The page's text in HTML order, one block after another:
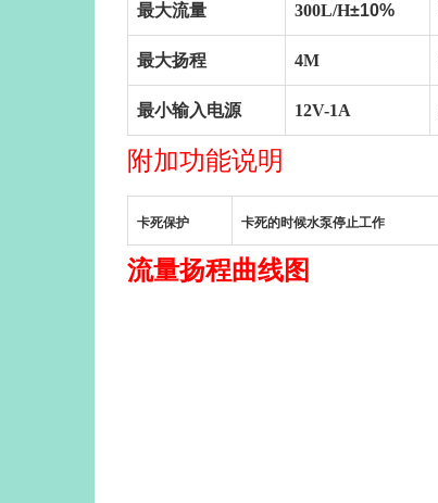
最大流量 300L/H±10%
最大扬程 4M
最小输入电源 12V-1A
附加功能说明
卡死保护 卡死的时候水泵停止工作
流量扬程曲线图